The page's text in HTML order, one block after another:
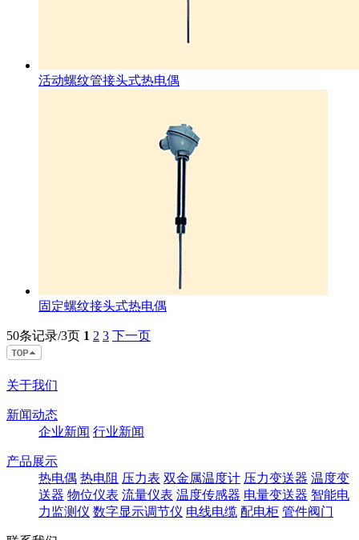
活动螺纹管接头式热电偶
固定螺纹接头式热电偶
50条记录/3页 1 2 3 下一页
关于我们
新闻动态
企业新闻 行业新闻
产品展示
热电偶 热电阻 压力表 双金属温度计 压力变送器 温度变
送器 物位仪表 流量仪表 温度传感器 电量变送器 智能电
力监测仪 数字显示调节仪 电线电缆 配电柜 管件阀门